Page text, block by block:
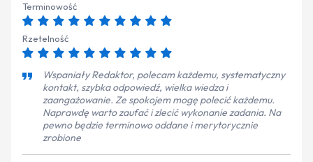
Terminowość
Rzetelność
Wspaniały Redaktor, polecam każdemu, systematyczny
kontakt, szybka odpowiedź, wielka wiedza i
zaangażowanie. Ze spokojem mogę polecić każdemu.
Naprawdę warto zaufać i zlecić wykonanie zadania. Na
pewno będzie terminowo oddane i merytorycznie
zrobione